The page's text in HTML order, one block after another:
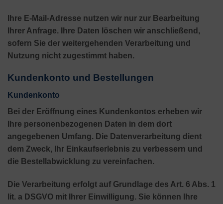
Ihre E-Mail-Adresse nutzen wir nur zur Bearbeitung
Ihrer Anfrage. Ihre Daten löschen wir anschließend,
sofern Sie der weitergehenden Verarbeitung und
Nutzung nicht zugestimmt haben.
Kundenkonto und Bestellungen
Kundenkonto
Bei der Eröffnung eines Kundenkontos erheben wir
Ihre personenbezogenen Daten in dem dort
angegebenen Umfang. Die Datenverarbeitung dient
dem Zweck, Ihr Einkaufserlebnis zu verbessern und
die Bestellabwicklung zu vereinfachen.
Die Verarbeitung erfolgt auf Grundlage des Art. 6 Abs. 1
lit. a DSGVO mit Ihrer Einwilligung. Sie können Ihre